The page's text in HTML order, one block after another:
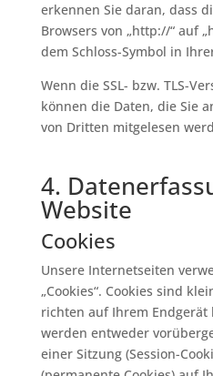
erkennen Sie daran, dass
Browsers von „http://“ auf
dem Schloss-Symbol in
Wenn die SSL- bzw. TLS-
können die Daten, die Sie
von Dritten mitgelesen
4.
Website
Cookies
Unsere Internetseiten
„Cookies“. Cookies sind
richten auf Ihrem Endgerät
werden entweder
einer Sitzung (Session-